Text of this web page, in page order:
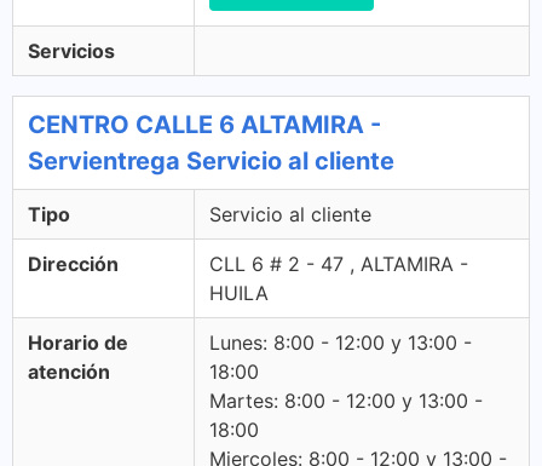
Servicios
CENTRO CALLE 6 ALTAMIRA -
Servientrega Servicio al cliente
Tipo Servicio al cliente
Dirección
CLL 6 # 2 - 47 , ALTAMIRA -
HUILA
Horario de
atención
Lunes: 8:00 - 12:00 y 13:00 -
18:00
Martes: 8:00 - 12:00 y 13:00 -
18:00
Miercoles: 8:00 - 12:00 y 13:00 -